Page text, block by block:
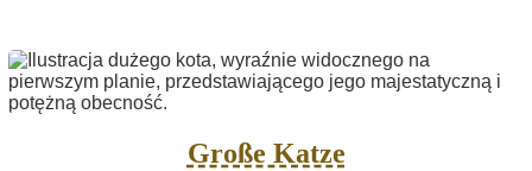
Große Katze